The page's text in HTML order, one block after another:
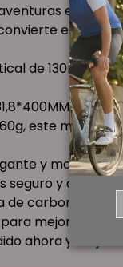
en
en un
de 130mm y
/
este
y moderno,
seguro y
carbono es
mejorar tu
ahora y